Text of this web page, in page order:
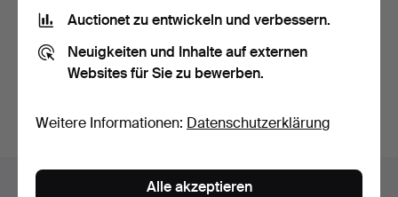
53 USD
Suche speichern
Archivsuchen.
Objekte in Schweden
Auctionet zu entwickeln und verbessern.
Neuigkeiten und Inhalte auf externen
Websites für Sie zu bewerben.
Weitere Informationen: Datenschutzerklärung
Alle akzeptieren